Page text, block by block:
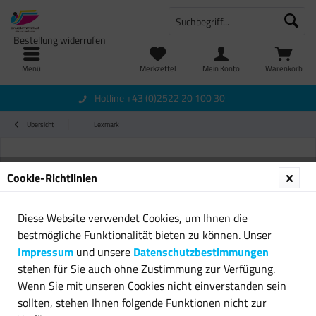
Menü Warenkorb
Merkzettel
Bestellung widerrufen
Mein Konto
Hotline +43 (0)2522 20 100 30
Übersicht Lexmark
Cookie-Richtlinien
Diese Website verwendet Cookies, um Ihnen die
bestmögliche Funktionalität bieten zu können. Unser
Impressum und unsere Datenschutzbestimmungen
stehen für Sie auch ohne Zustimmung zur Verfügung.
Wenn Sie mit unseren Cookies nicht einverstanden sein
sollten, stehen Ihnen folgende Funktionen nicht zur